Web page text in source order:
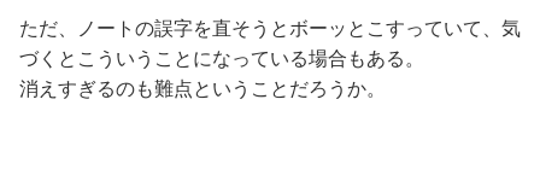
ただ、ノートの誤字を直そうとボーッとこすっていて、気
づくとこういうことになっている場合もある。
消えすぎるのも難点ということだろうか。